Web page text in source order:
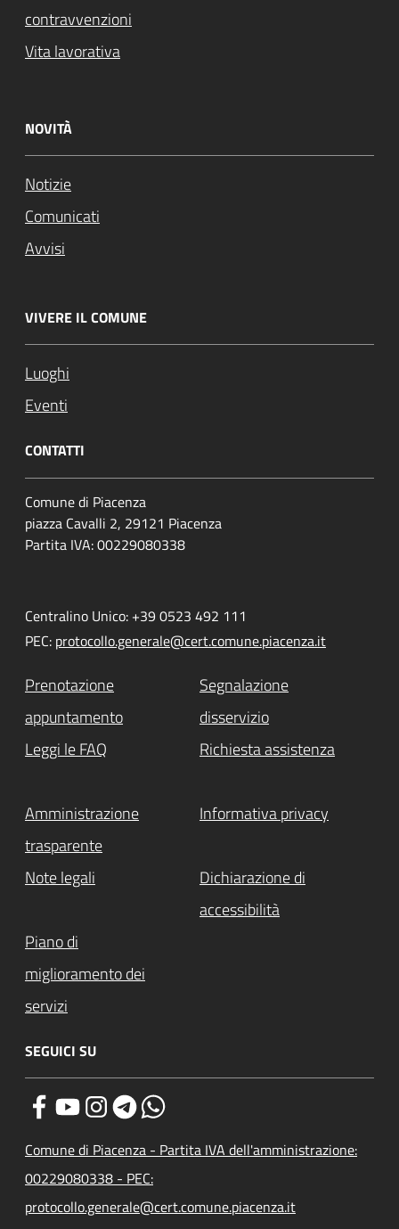
contravvenzioni
Vita lavorativa
NOVITÀ
Notizie
Comunicati
Avvisi
VIVERE IL COMUNE
Luoghi
Eventi
CONTATTI
Comune di Piacenza
piazza Cavalli 2, 29121 Piacenza
Partita IVA: 00229080338
Centralino Unico: +39 0523 492 111
PEC: protocollo.generale@cert.comune.piacenza.it
Prenotazione
appuntamento
Segnalazione
disservizio
Leggi le FAQ
Richiesta assistenza
Amministrazione
trasparente
Informativa privacy
Note legali
Dichiarazione di
accessibilità
Piano di
miglioramento dei
servizi
SEGUICI SU
Comune di Piacenza - Partita IVA dell'amministrazione:
00229080338 - PEC:
protocollo.generale@cert.comune.piacenza.it